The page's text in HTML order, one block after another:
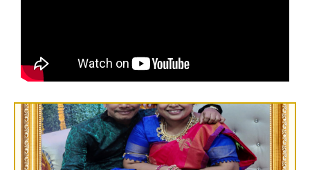
Sri Peddi Umakanth & Smt. Veena
Founder Donor, Hyderabad, Telangana